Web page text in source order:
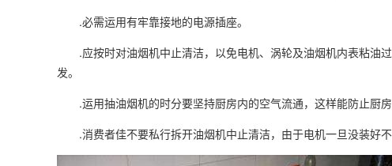
.必需运用有牢靠接地的电源插座。
.应按时对油烟机中止清洁，以免电机、涡轮及油烟机内表粘油
发。
.运用抽油烟机的时分要坚持厨房内的空气流通，这样能防止厨房
.消费者佳不要私行拆开油烟机中止清洁，由于电机一旦没装好